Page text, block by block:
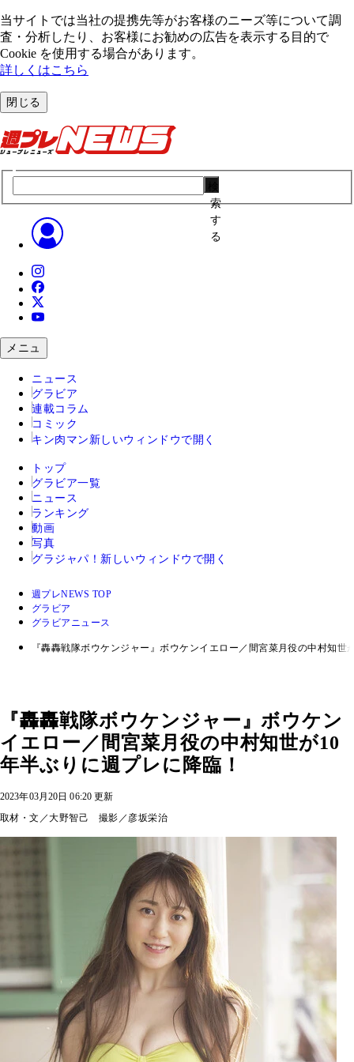
当サイトでは当社の提携先等がお客様のニーズ等について調
査・分析したり、お客様にお勧めの広告を表⽰する⽬的で
Cookie を使⽤する場合があります。
詳しくはこちら
閉じる
索
す
る
メニュ
ニュース
グラビア
連載コラム
コミック
キン肉マン 新しいウィンドウで開く
トップ
グラビア一覧
ニュース
ランキング
動画
写真
グラジャパ！ 新しいウィンドウで開く
週プレNEWS TOP
グラビア
グラビアニュース
『轟轟戦隊ボウケンジャー』ボウケンイエロー／間宮菜月役の中村知世
『轟轟戦隊ボウケンジャー』ボウケン
イエロー／間宮菜月役の中村知世が10
年半ぶりに週プレに降臨！
2023年03月20日 06:20 更新
取材・文／大野智己 撮影／彦坂栄治